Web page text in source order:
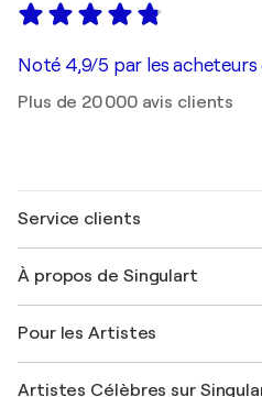
Noté 4,9/5 par les
Plus de 20 000 avis clients
Service clients
Expédition
Offrir une carte cadeau
Rejoignez notre programme
Mon compte
À propos de Singulart
FAQ
Pour les Artistes
Se connecter en tant
Artistes Célèbres sur